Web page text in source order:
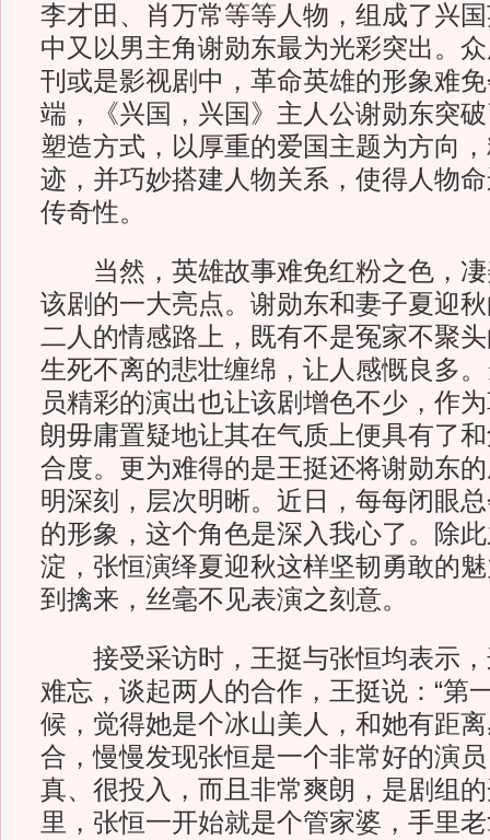
李才田、肖万常等等人物，组成了兴
中又以男主角谢勋东最为光彩突出。
刊或是影视剧中，革命英雄的形象难
端，《兴国，兴国》主人公谢勋东突
塑造方式，以厚重的爱国主题为方向
迹，并巧妙搭建人物关系，使得人物
传奇性。
当然，英雄故事难免红粉之色，凄
该剧的一大亮点。谢勋东和妻子夏迎
二人的情感路上，既有不是冤家不聚
生死不离的悲壮缠绵，让人感慨良多
员精彩的演出也让该剧增色不少，作
朗毋庸置疑地让其在气质上便具有了
合度。更为难得的是王挺还将谢勋东
明深刻，层次明晰。近日，每每闭眼
的形象，这个角色是深入我心了。除
淀，张恒演绎夏迎秋这样坚韧勇敢的
到擒来，丝毫不见表演之刻意。
接受采访时，王挺与张恒均表示，
难忘，谈起两人的合作，王挺说：“第
候，觉得她是个冰山美人，和她有距
合，慢慢发现张恒是一个非常好的演
真、很投入，而且非常爽朗，是剧组
里，张恒一开始就是个管家婆，手里